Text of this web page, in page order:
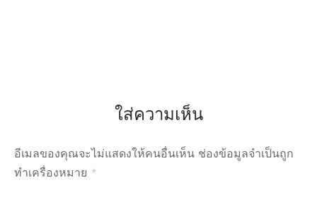
ใส่ความเห็น
อีเมลของคุณจะไม่แสดงให้คนอื่นเห็น ช่องข้อมูลจำเป็นถูก
ทำเครื่องหมาย *